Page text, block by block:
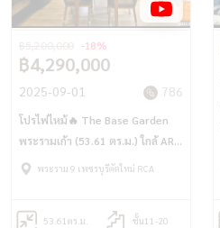
฿4,290,000
-18%
2025-09-01 786
โปรไฟไหม้🔥 The Base Garden
พระรามเก้า (53.61 ตร.ม.) ใกล้ ARL
ราม และMRT สีส้ม ราม12
พระราม 9 เพชรบุรีตัดใหม่ RCA
53.61 ตร.ม. ชั้น11-20